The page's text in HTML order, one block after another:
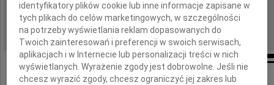
REGION: Warszawa
DATA EMISJI: 01.10.2009
identyfikatory plików cookie lub inne informacje zapisane w
tych plikach do celów marketingowych, w szczególności
na potrzeby wyświetlania reklam dopasowanych do
Twoich zainteresowań i preferencji w swoich serwisach,
aplikacjach i w Internecie lub personalizacji treści w nich
wyświetlanych. Wyrażenie zgody jest dobrowolne. Jeśli nie
chcesz wyrazić zgody, chcesz ograniczyć jej zakres lub